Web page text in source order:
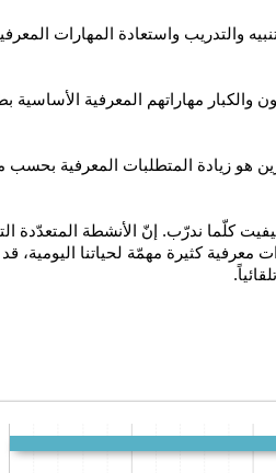
والتدريب واستعادة المهارات
مهاراتهم المعرفية الأساسية
هو زيادة المتطلبات المعرفية
كلّما ندرّب. إنّ الأنشطة المتعدّدة
معرفية كثيرة مهمّة لحياتنا اليومية، قد